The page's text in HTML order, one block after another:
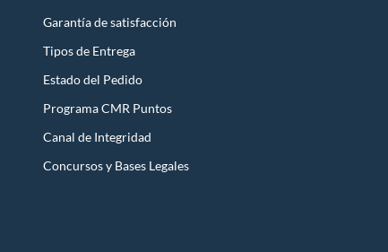
Garantía de satisfacción
Tipos de Entrega
Estado del Pedido
Programa CMR Puntos
Canal de Integridad
Concursos y Bases Legales